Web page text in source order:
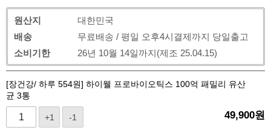
원산지
대한민국
배송
무료배송 / 평일 오후4시결제까지 당일출고
소비기한
26년 10월 14일까지(제조 25.04.15)
[장건강/ 하루 554원] 하이웰 프로바이오틱스 100억 패밀리 유산
균 3통
+1 -1 49,900원